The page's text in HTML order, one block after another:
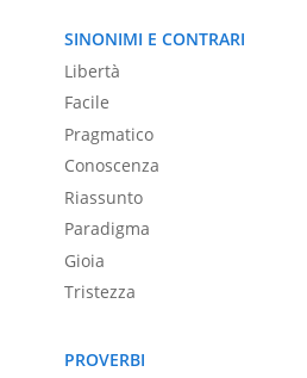
SINONIMI E CONTRARI
Libertà
Facile
Pragmatico
Conoscenza
Riassunto
Paradigma
Gioia
Tristezza
PROVERBI